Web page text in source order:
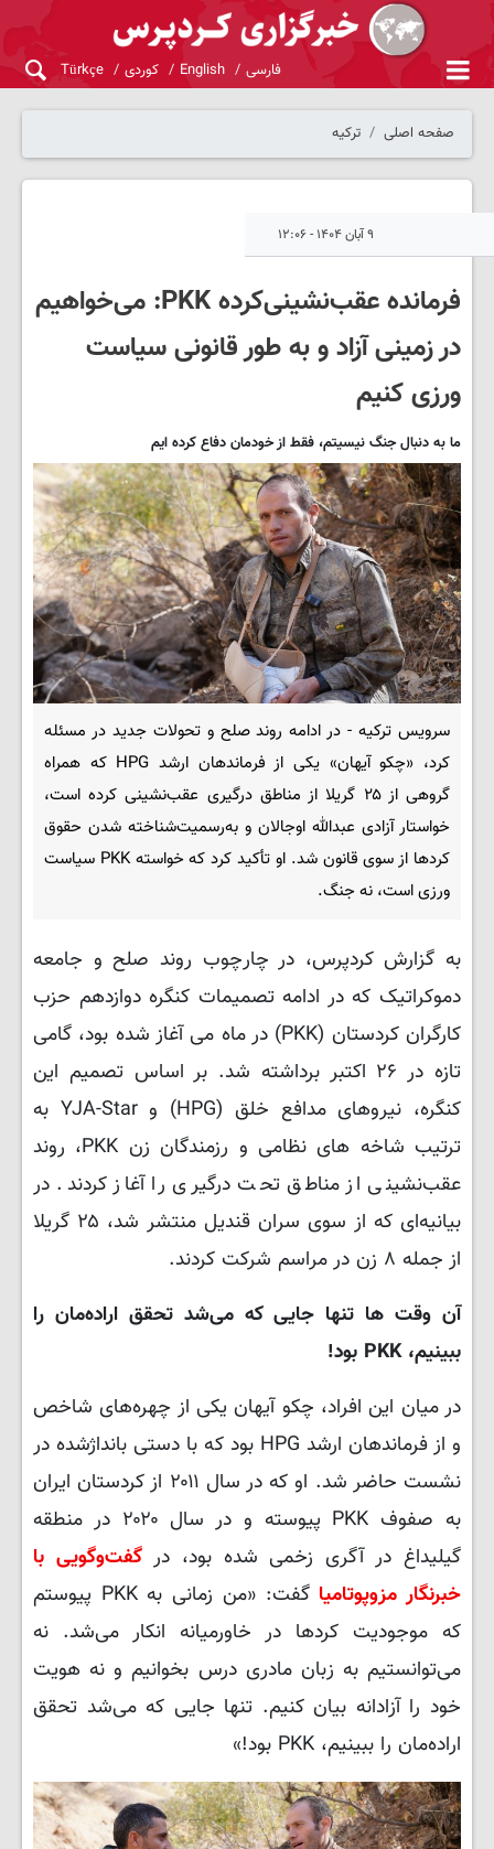
فارسی English کوردی Türkçe
صفحه اصلی ترکیه
۹ آبان ۱۴۰۴ - ۱۲:۰۶
فرمانده عقب‌نشینی‌کرده PKK: می‌خواهیم
در زمینی آزاد و به طور قانونی سیاست
ورزی کنیم
ما به دنبال جنگ نیسیتم، فقط از خودمان دفاع کرده ایم
سرویس ترکیه - در ادامه روند صلح و تحولات جدید در مسئله
کرد، «چکو آیهان» یکی از فرماندهان ارشد HPG که همراه
گروهی از ۲۵ گریلا از مناطق درگیری عقب‌نشینی کرده است،
خواستار آزادی عبدالله اوجالان و به‌رسمیت‌شناخته شدن حقوق
کردها از سوی قانون شد. او تأکید کرد که خواسته PKK سیاست
ورزی است، نه جنگ.
به گزارش کردپرس، در چارچوب روند صلح و جامعه
دموکراتیک که در ادامه تصمیمات کنگره دوازدهم حزب
کارگران کردستان (PKK) در ماه می آغاز شده بود، گامی
تازه در ۲۶ اکتبر برداشته شد. بر اساس تصمیم این
کنگره، نیروهای مدافع خلق (HPG) و YJA-Star به
ترتیب شاخه های نظامی و رزمندگان زن PKK، روند
عقب‌نشینی از مناطق تحت درگیری را آغاز کردند. در
بیانیه‌ای که از سوی سران قندیل منتشر شد، ۲۵ گریلا
از جمله ۸ زن در مراسم شرکت کردند.
آن وقت ها تنها جایی که می‌شد تحقق اراده‌مان را
ببینیم، PKK بود!
در میان این افراد، چکو آیهان یکی از چهره‌های شاخص
و از فرماندهان ارشد HPG بود که با دستی بانداژشده در
نشست حاضر شد. او که در سال ۲۰۱۱ از کردستان ایران
به صفوف PKK پیوسته و در سال ۲۰۲۰ در منطقه
گیلیداغ در آگری زخمی شده بود، درگفت‌وگویی با
خبرنگار مزوپوتامیا
گفت: «من زمانی به PKK پیوستم
که موجودیت کردها در خاورمیانه انکار می‌شد. نه
می‌توانستیم به زبان مادری درس بخوانیم و نه هویت
خود را آزادانه بیان کنیم. تنها جایی که می‌شد تحقق
اراده‌مان را ببینیم، PKK بود!»